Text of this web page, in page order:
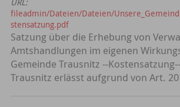
fileadmin/Dateien/Dateien/
stensatzung.pdf
Satzung über die Erhebung von
Amtshandlungen im eigenen
Gemeinde Trausnitz --
Trausnitz erlässt aufgrund von Art.